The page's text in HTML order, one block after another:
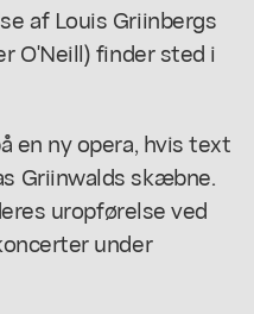
af Louis Griinbergs
O'Neill) finder sted i
en ny opera, hvis text
Griinwalds skæbne.
uropførelse ved
under